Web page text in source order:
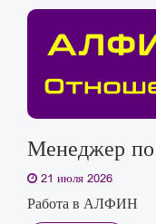
Менеджер по
21 июля 2026
Работа в АЛФИН